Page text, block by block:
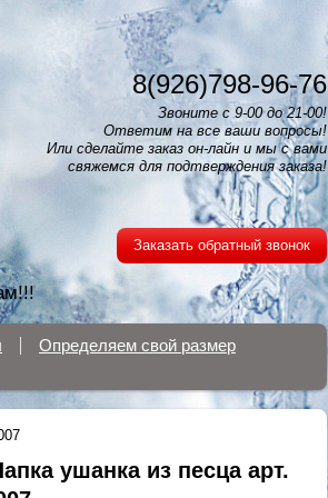
8(926)798-96-76
Звоните с 9-00 до 21-00!
Ответим на все ваши вопросы!
Или сделайте заказ он-лайн и мы с вами
свяжемся для подтверждения заказа!
Заказать обратный звонок
Определяем свой размер
ушанка из песца арт.